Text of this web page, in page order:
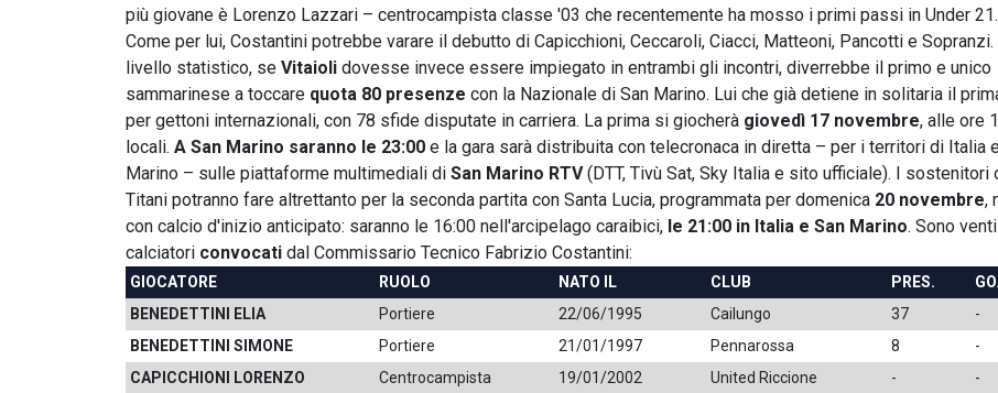
più giovane è Lorenzo Lazzari – centrocampista classe '03 che recentemente ha mosso i primi passi in Under 21.
Come per lui, Costantini potrebbe varare il debutto di Capicchioni, Ceccaroli, Ciacci, Matteoni, Pancotti e Sopranzi.
livello statistico, se Vitaioli dovesse invece essere impiegato in entrambi gli incontri, diverrebbe il primo e unico
sammarinese a toccare quota 80 presenze con la Nazionale di San Marino. Lui che già detiene in solitaria il
per gettoni internazionali, con 78 sfide disputate in carriera. La prima si giocherà giovedì 17 novembre, alle ore
locali. A San Marino saranno le 23:00 e la gara sarà distribuita con telecronaca in diretta – per i territori di Italia
Marino – sulle piattaforme multimediali di San Marino RTV(DTT, Tivù Sat, Sky Italia e sito ufficiale). I sostenitori
Titani potranno fare altrettanto per la seconda partita con Santa Lucia, programmata per domenica 20 novembre,
con calcio d'inizio anticipato: saranno le 16:00 nell'arcipelago caraibici, le 21:00 in Italia e San Marino. Sono
calciatori convocati dal Commissario Tecnico Fabrizio Costantini:
GIOCATORE RUOLO NATO IL CLUB PRES.
BENEDETTINI ELIA
Portiere 22/06/1995 Cailungo 37
-
BENEDETTINI SIMONE
Portiere 21/01/1997 Pennarossa 8
-
CAPICCHIONI LORENZO
Centrocampista 19/01/2002 United Riccione -
-